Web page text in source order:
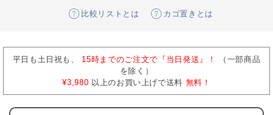
比較リストとは カゴ置きとは
平日も土日祝も、 15時までのご注文で『当日発送』！
（一部商品
を除く）
¥3,980 以上のお買い上げで送料 無料！